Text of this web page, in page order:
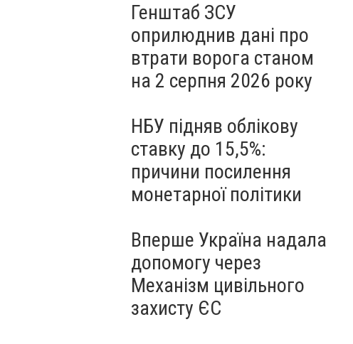
Генштаб ЗСУ
оприлюднив дані про
втрати ворога станом
на 2 серпня 2026 року
НБУ підняв облікову
ставку до 15,5%:
причини посилення
монетарної політики
Вперше Україна надала
допомогу через
Механізм цивільного
захисту ЄС